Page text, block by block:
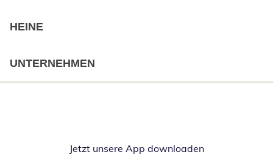
HEINE
UNTERNEHMEN
Jetzt unsere App downloadenÖffnet in